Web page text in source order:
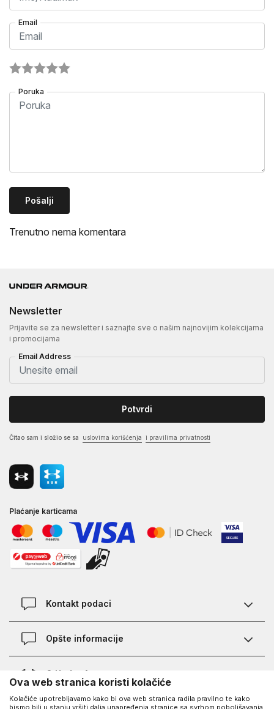
Email
Poruka
Pošalji
Trenutno nema komentara
Newsletter
Prijavite se za newsletter i saznajte sve o našim najnovijim kolekcijama
i promocijama
Email Address
Potvrdi
Čitao sam i složio se sa uslovima korišćenja i pravilima privatnosti
Plaćanje karticama
Kontakt podaci
Kontakt
Opšte informacije
Provjera statusa porudžbine
Najčešća pitanja
O Under Armour-u
O nama - priča o UA
Ova web stranica koristi kolačiće
Kolačiće upotrebljavamo kako bi ova web stranica radila pravilno te kako
bismo bili u stanju vršiti dalja unapređenja stranice sa svrhom poboljšavanja